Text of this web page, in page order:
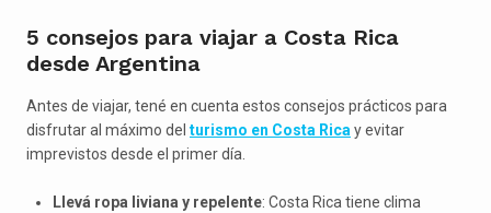
5 consejos para viajar a Costa Rica
desde Argentina
Antes de viajar, tené en cuenta estos consejos prácticos para
disfrutar al máximo del turismo en Costa Rica y evitar
imprevistos desde el primer día.
Llevá ropa liviana y repelente: Costa Rica tiene clima